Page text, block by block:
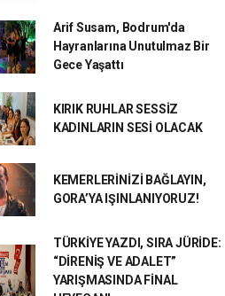
Arif Susam, Bodrum'da
Hayranlarına Unutulmaz Bir
Gece Yaşattı
KIRIK RUHLAR SESSİZ
KADINLARIN SESİ OLACAK
KEMERLERİNİZİ BAĞLAYIN,
GORA’YA IŞINLANIYORUZ!
TÜRKİYE YAZDI, SIRA JÜRİDE:
“DİRENİŞ VE ADALET”
YARIŞMASINDA FİNAL